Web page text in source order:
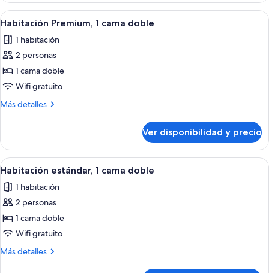
size
cama
size
Ver
todas
las
fotos
de
Habitación
Premium,
doble
Una cama bien hecha con sábanas
3
Habitación Premium, 1 cama doble
1 habitación
2 personas
1 cama doble
Wifi gratuito
Más detalles
Más
Premium,
cama
Ver disponibilidad y precio
Ver
todas
las
fotos
de
Habitación
estándar,
Una cama bien hecha con sábanas
6
Habitación estándar, 1 cama doble
1 habitación
2 personas
1 cama doble
Wifi gratuito
Más detalles
Más